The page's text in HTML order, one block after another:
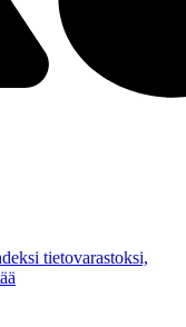
tietovarastoksi,